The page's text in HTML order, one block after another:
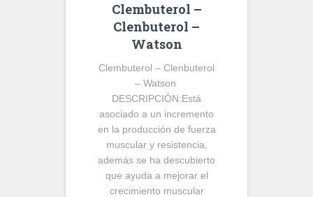
Clembuterol –
Clenbuterol –
Watson
Clembuterol – Clenbuterol
– Watson
DESCRIPCIÓN:Está
asociado a un incremento
en la producción de fuerza
muscular y resistencia,
además se ha descubierto
que ayuda a mejorar el
crecimiento muscular